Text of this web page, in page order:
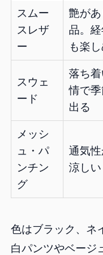
スムー
スレザ
ー
艶が
品。
も楽
スウェ
ード
落ち
情で
出る
メッシ
ュ・パ
ンチン
グ
通気性
涼しい
色はブラック、ネ
白パンツやベージ